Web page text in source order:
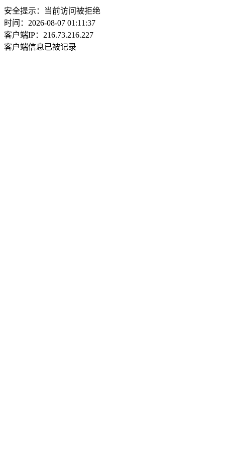
安全提示：当前访问被拒绝
时间：2026-08-07 01:11:37
客户端IP：216.73.216.227
客户端信息已被记录